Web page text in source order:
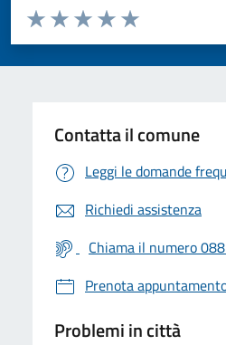
Valuta da 1 a 5 stelle la pagina
Valuta 5 stelle
Valuta 4 stelle su 5
Valuta 3 stelle su 5
Valuta 2 stelle su 5
Valuta 1 stelle su 5
Contatta il comune
Leggi le domande
Richiedi assistenza
Chiama il numero
Prenota
Problemi in città